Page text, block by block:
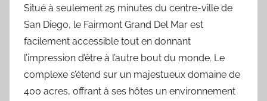
Situé à seulement 25 minutes du centre-ville de
San Diego, le Fairmont Grand Del Mar est
facilement accessible tout en donnant
l’impression d’être à l’autre bout du monde. Le
complexe s’étend sur un majestueux domaine de
400 acres, offrant à ses hôtes un environnement